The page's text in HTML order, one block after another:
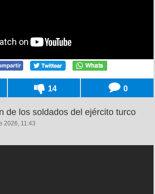
14 0
de los soldados del ejército turco
2026, 11:43